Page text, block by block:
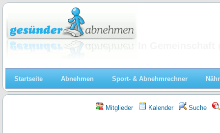
Startseite Abnehmen Sport- & Abnehmrechner
Mitglieder Kalender Suche